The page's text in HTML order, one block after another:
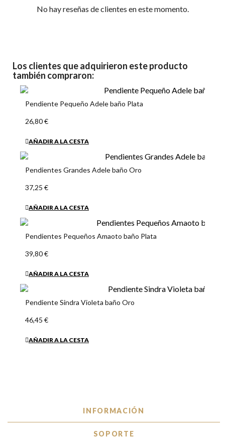
No hay reseñas de clientes en este momento.
Los clientes que adquirieron este producto
también compraron:
Pendiente Pequeño Adele baño Plata
26,80 €
AÑADIR A LA CESTA
Pendientes Grandes Adele baño Oro
37,25 €
AÑADIR A LA CESTA
Pendientes Pequeños Amaoto baño Plata
39,80 €
AÑADIR A LA CESTA
Pendiente Sindra Violeta baño Oro
46,45 €
AÑADIR A LA CESTA
INFORMACIÓN
SOPORTE